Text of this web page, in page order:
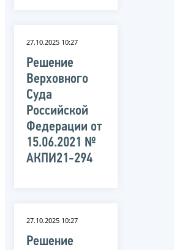
27.10.2025 10:27
Решение
Верховного
Суда
Российской
Федерации от
15.06.2021 №
АКПИ21-294
27.10.2025 10:27
Решение